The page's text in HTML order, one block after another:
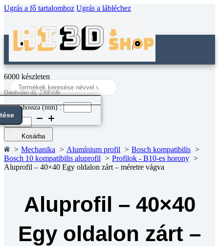
Ugrás a fő tartalomhoz Ugrás a lábléchez
Search
...
6000 készleten
Darabolási díj: 230Ft/db
Darab hossza (mm) :
Aluprofil
-
40x40
Egy
oldalon
zárt
-
mennyiség
Kosárba
Mechanika Alumínium profil
Bosch kompatibilis
Bosch 10 kompatibilis aluprofil
Profilok - B10-es horony
Aluprofil – 40×40 Egy oldalon zárt – méretre vágva
Aluprofil – 40×40
Egy oldalon zárt –